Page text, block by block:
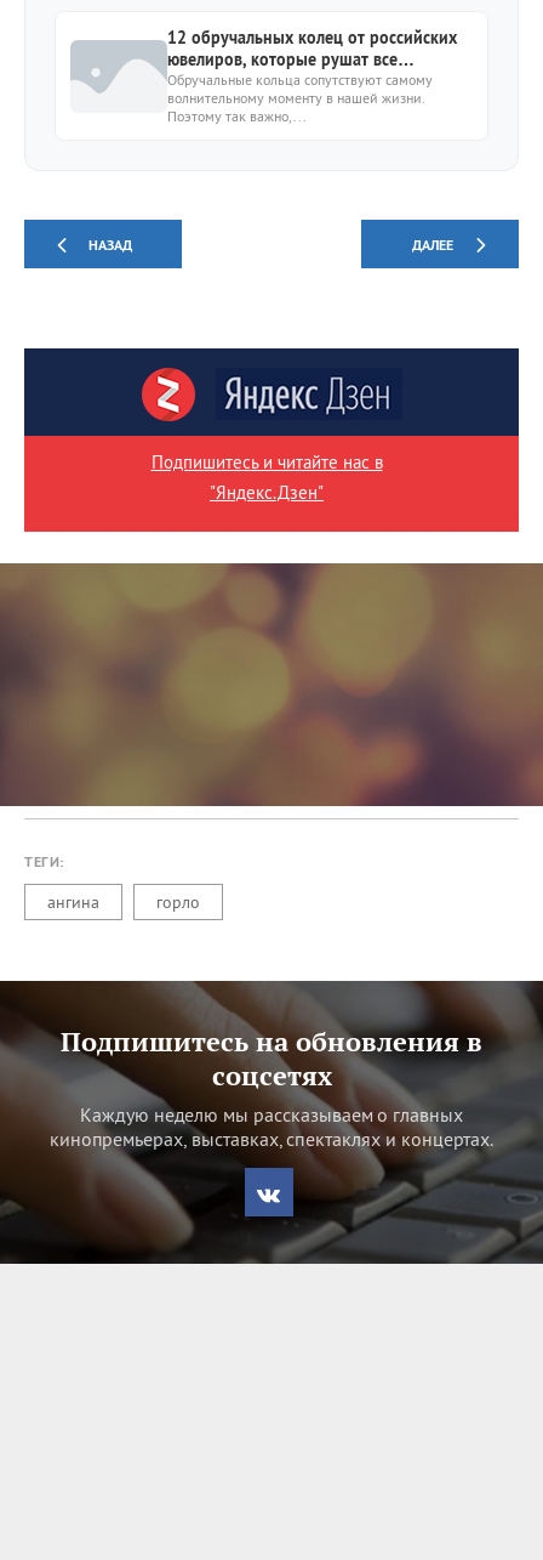
12 обручальных колец от российских
ювелиров, которые рушат все
существующие каноны
Обручальные кольца сопутствуют самому
волнительному моменту в нашей жизни.
Поэтому так важно,...
НАЗАД ДАЛЕЕ
Подпишитесь и читайте нас в
"Яндекс.Дзен"
ТЕГИ:
ангина горло
Подпишитесь на обновления в
соцсетях
Каждую неделю мы рассказываем о главных
кинопремьерах, выставках, спектаклях и концертах.